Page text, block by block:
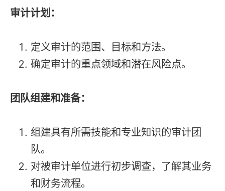
审计计划：
定义审计的范围、目标和方法。
确定审计的重点领域和潜在风险点。
团队组建和准备：
组建具有所需技能和专业知识的审计团
队。
对被审计单位进行初步调查，了解其业务
和财务流程。